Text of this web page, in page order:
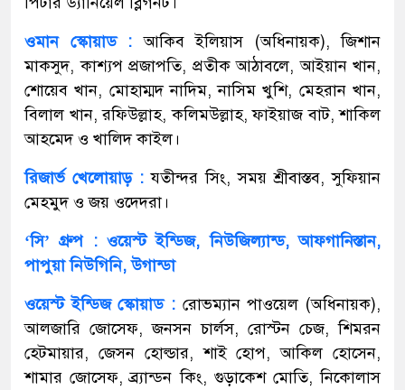
ওমান স্কোয়াড : আকিব ইলিয়াস (অধিনায়ক), জিশান
মাকসুদ, কাশ্যপ প্রজাপতি, প্রতীক আঠাবলে, আইয়ান খান,
শোয়েব খান, মোহাম্মদ নাদিম, নাসিম খুশি, মেহরান খান,
বিলাল খান, রফিউল্লাহ, কলিমউল্লাহ, ফাইয়াজ বাট, শাকিল
আহমেদ ও খালিদ কাইল।
রিজার্ভ খেলোয়াড় : যতীন্দর সিং, সময় শ্রীবাস্তব, সুফিয়ান
মেহমুদ ও জয় ওদেদরা।
‘সি’ গ্রুপ : ওয়েস্ট ইন্ডিজ, নিউজিল্যান্ড, আফগানিস্তান,
পাপুয়া নিউগিনি, উগান্ডা
ওয়েস্ট ইন্ডিজ স্কোয়াড : রোভম্যান পাওয়েল (অধিনায়ক),
আলজারি জোসেফ, জনসন চার্লস, রোস্টন চেজ, শিমরন
হেটমায়ার, জেসন হোল্ডার, শাই হোপ, আকিল হোসেন,
শামার জোসেফ, ব্র্যান্ডন কিং, গুড়াকেশ মোতি, নিকোলাস